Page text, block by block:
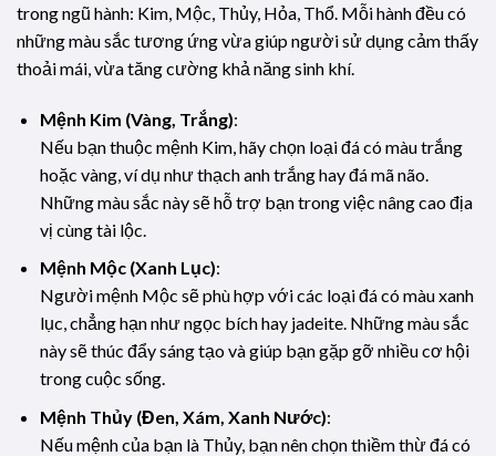
trong ngũ hành: Kim, Mộc, Thủy, Hỏa, Thổ. Mỗi hành đều có
những màu sắc tương ứng vừa giúp người sử dụng cảm thấy
thoải mái, vừa tăng cường khả năng sinh khí.
Mệnh Kim (Vàng, Trắng):
Nếu bạn thuộc mệnh Kim, hãy chọn loại đá có màu trắng
hoặc vàng, ví dụ như thạch anh trắng hay đá mã não.
Những màu sắc này sẽ hỗ trợ bạn trong việc nâng cao địa
vị cùng tài lộc.
Mệnh Mộc (Xanh Lục):
Người mệnh Mộc sẽ phù hợp với các loại đá có màu xanh
lục, chẳng hạn như ngọc bích hay jadeite. Những màu sắc
này sẽ thúc đẩy sáng tạo và giúp bạn gặp gỡ nhiều cơ hội
trong cuộc sống.
Mệnh Thủy (Đen, Xám, Xanh Nước):
Nếu mệnh của bạn là Thủy, bạn nên chọn thiềm thừ đá có